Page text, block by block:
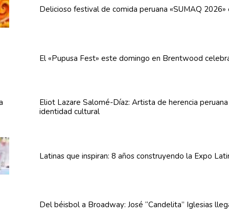
Delicioso festival de comida peruana «SUMAQ
El «Pupusa Fest» este domingo en Brentwood
Eliot Lazare Salomé-Díaz: Artista de herencia
identidad cultural
Latinas que inspiran: 8 años construyendo la Expo
Del béisbol a Broadway: José “Candelita” Iglesias